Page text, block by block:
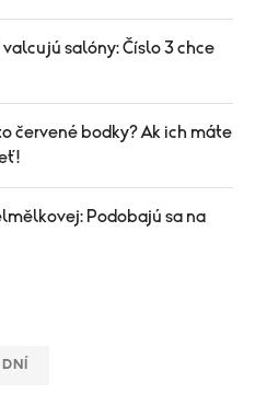
salóny: Číslo 3 chce
červené bodky? Ak ich máte
Podobajú sa na